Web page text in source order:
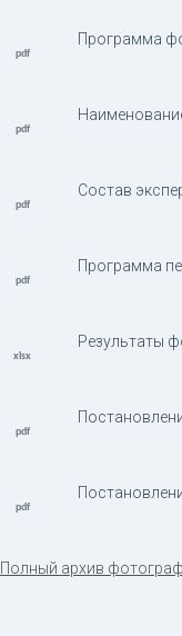
Программа
Состав
Программа
Результаты
Полный архив